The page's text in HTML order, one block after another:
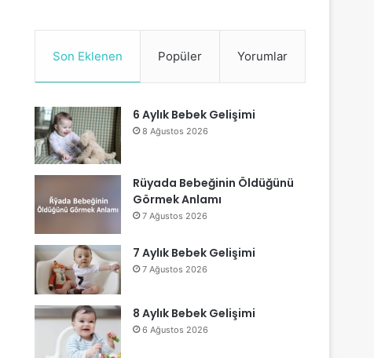
Son Eklenen Popüler Yorumlar
6 Aylık Bebek Gelişimi
8 Ağustos 2026
Rüyada Bebeğinin Öldüğünü
Görmek Anlamı
7 Ağustos 2026
7 Aylık Bebek Gelişimi
7 Ağustos 2026
8 Aylık Bebek Gelişimi
6 Ağustos 2026